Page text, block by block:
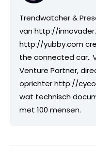
Trendwatcher &
van http://
http://yubby.com
the connected car..
Venture Partner,
oprichter http://
wat technisch
met 100 mensen.